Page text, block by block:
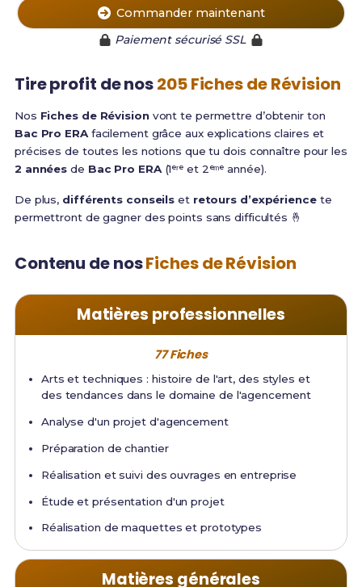
Commander maintenant
Paiement sécurisé SSL
Tire profit de nos205 Fiches de Révision
Nos Fiches de Révisionvont te permettre d’obtenir ton
Bac Pro ERAfacilement grâce aux explications claires et
précises de toutes les notions que tu dois connaître pour les
2 années de Bac Pro ERA(1ᵉʳᵉ et 2ᵉᵐᵉ année).
De plus, différents conseils et retours d’expériencete
permettront de gagner des points sans difficultés 🤞
Contenu de nosFiches de Révision
Matières professionnelles
77 Fiches
Arts et techniques : histoire de l'art, des styles et
des tendances dans le domaine de l'agencement
Analyse d'un projet d'agencement
Préparation de chantier
Réalisation et suivi des ouvrages en entreprise
Étude et présentation d'un projet
Réalisation de maquettes et prototypes
Matières générales